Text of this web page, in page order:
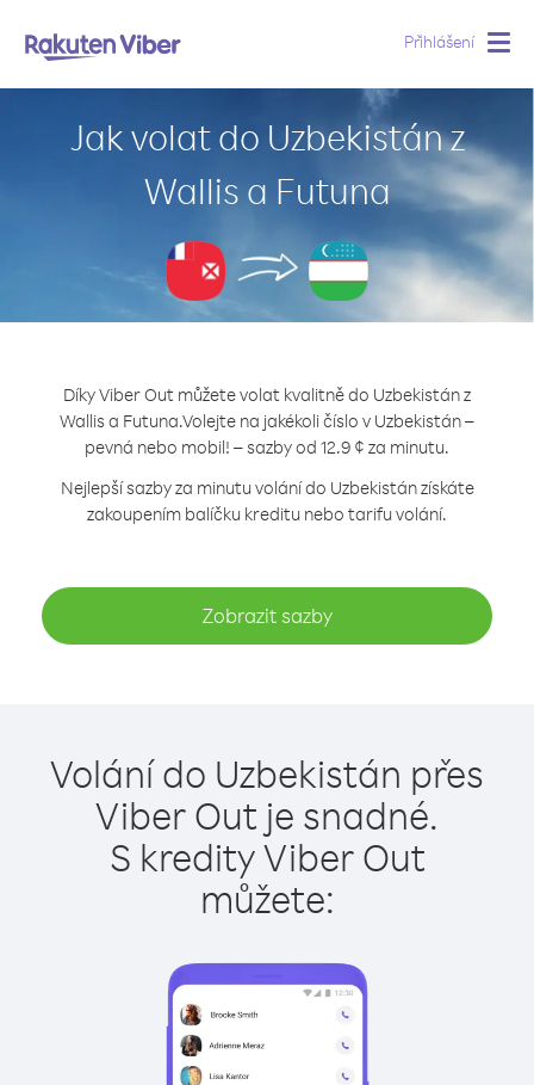
Přihlášení
Jak volat do Uzbekistán z
Wallis a Futuna
Díky Viber Out můžete volat kvalitně do Uzbekistán z
Wallis a Futuna.Volejte na jakékoli číslo v Uzbekistán –
pevná nebo mobil! – sazby od 12.9 ¢ za minutu.
Nejlepší sazby za minutu volání do Uzbekistán získáte
zakoupením balíčku kreditu nebo tarifu volání.
Zobrazit sazby
Volání do Uzbekistán přes
Viber Out je snadné.
S kredity Viber Out
můžete: